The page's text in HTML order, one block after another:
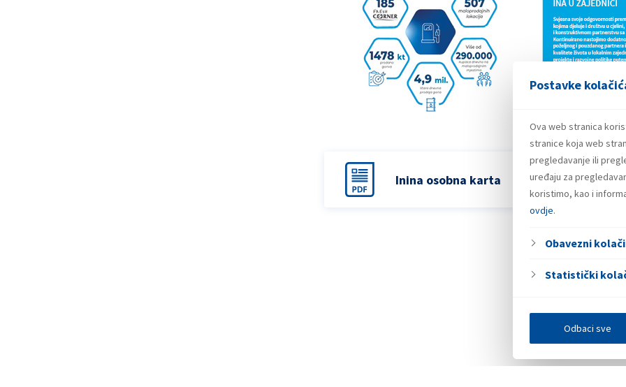
Postavke
Ova web stranica
stranice koja web
pregledavanje ili
uređaju za
koristimo, kao i
ovdje.
Obavezni
Statistički
Odbaci sve
Inina osobna karta